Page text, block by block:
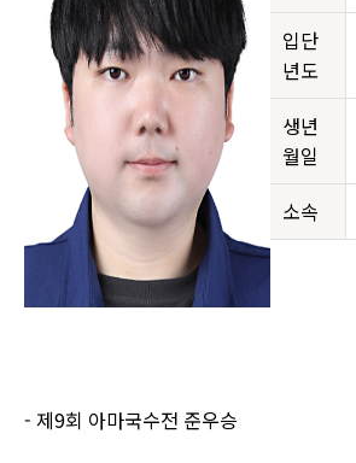
입단
년도
생년
월일
소속
- 제9회 아마국수전 준우승